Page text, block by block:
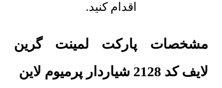
اقدام کنید.
مشخصات پارکت لمینت گرین
لایف کد 2128 شیاردار پرمیوم لاین